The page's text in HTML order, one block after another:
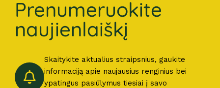
Prenumeruokite
naujienlaiškį
Skaitykite aktualius straipsnius, gaukite
informaciją apie naujausius renginius bei
ypatingus pasiūlymus tiesiai į savo